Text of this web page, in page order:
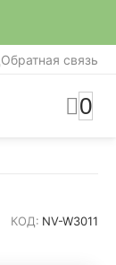
Обратная связь
0
КОД: NV-W3011